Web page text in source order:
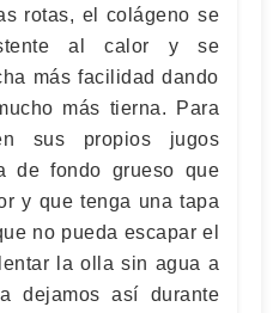
rotas, el colágeno se
al calor y se
más facilidad dando
más tierna. Para
sus propios jugos
de fondo grueso que
y que tenga una tapa
no pueda escapar el
la olla sin agua a
dejamos así durante